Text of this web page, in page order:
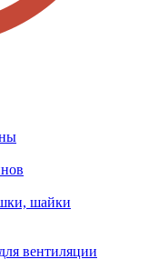
шайки
вентиляции